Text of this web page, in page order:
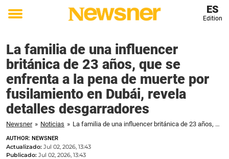
Toggle
ES
Edition
La familia de una influencer
británica de 23 años, que se
enfrenta a la pena de muerte por
fusilamiento en Dubái, revela
detalles desgarradores
Newsner » Noticias » La familia de una influencer británica de 23 años, que se enfrenta a la pena de muerte por fusilamiento en Dubái, revela detalles desgarradores
AUTHOR: NEWSNER
Actualizado: Jul 02, 2026, 13:43
Publicado: Jul 02, 2026, 13:43